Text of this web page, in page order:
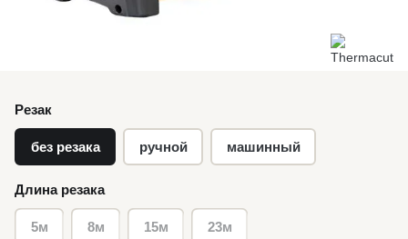
Резак
без резака ручной машинный
Длина резака
5м 8м 15м 23м